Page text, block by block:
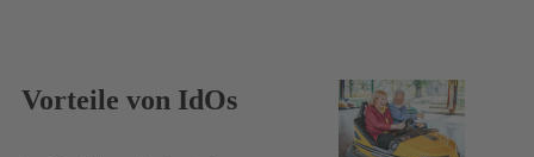
Vorteile von IdOs